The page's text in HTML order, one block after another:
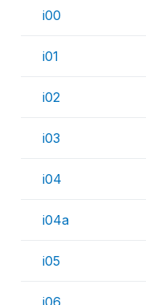
i00
i01
i02
i03
i04
i04a
i05
i06